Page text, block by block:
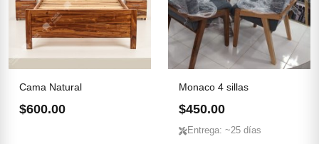
Cama Natural
$600.00
Monaco 4 sillas
$450.00
Entrega: ~25 días